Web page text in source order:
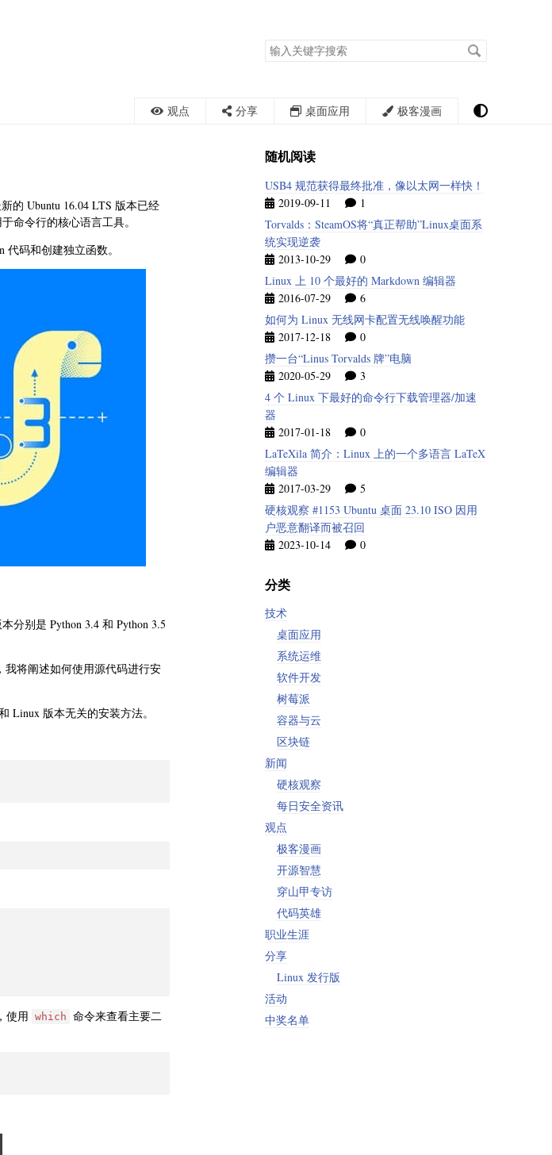
搜
索
观点 分享 桌面应用 极客漫画
的 Ubuntu 16.04 LTS 版本已经
命令行的核心语言工具。
码和创建独立函数。
分别是 Python 3.4 和 Python 3.5
我将阐述如何使用源代码进行安
Linux 版本无关的安装方法。
使用 which 命令来查看主要二
随机阅读
USB4 规范获得最终批准，像以太网一样快！
2019-09-11
1
Torvalds：SteamOS将“真正帮助”Linux桌面系
统实现逆袭
2013-10-29
0
Linux 上 10 个最好的 Markdown 编辑器
2016-07-29
6
如何为 Linux 无线网卡配置无线唤醒功能
2017-12-18
0
攒一台“Linus Torvalds 牌”电脑
2020-05-29
3
4 个 Linux 下最好的命令行下载管理器/加速
器
2017-01-18
0
LaTeXila 简介：Linux 上的一个多语言 LaTeX
编辑器
2017-03-29
5
硬核观察 #1153 Ubuntu 桌面 23.10 ISO 因用
户恶意翻译而被召回
2023-10-14
0
分类
技术
桌面应用
系统运维
软件开发
树莓派
容器与云
区块链
新闻
硬核观察
每日安全资讯
观点
极客漫画
开源智慧
穿山甲专访
代码英雄
职业生涯
分享
Linux 发行版
活动
中奖名单